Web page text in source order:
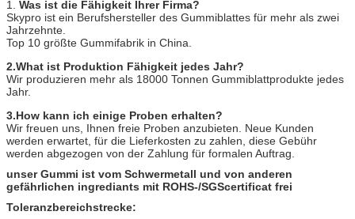
1. Was ist die Fähigkeit Ihrer Firma?
Skypro ist ein Berufshersteller des Gummiblattes für mehr als zwei
Jahrzehnte.
Top 10 größte Gummifabrik in China.
2.What ist Produktion Fähigkeit jedes Jahr?
Wir produzieren mehr als 18000 Tonnen Gummiblattprodukte jedes
Jahr.
3.How kann ich einige Proben erhalten?
Wir freuen uns, Ihnen freie Proben anzubieten. Neue Kunden
werden erwartet, für die Lieferkosten zu zahlen, diese Gebühr
werden abgezogen von der Zahlung für formalen Auftrag.
unser Gummi ist vom Schwermetall und von anderen
gefährlichen ingrediants mit ROHS-/SGScertificat frei
Toleranzbereichstrecke: